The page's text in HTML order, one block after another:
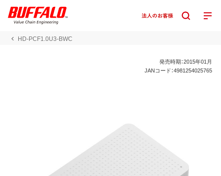
HD-PCF1.0U3-BWC
発売時期：2015年01月
JANコード：4981254025765